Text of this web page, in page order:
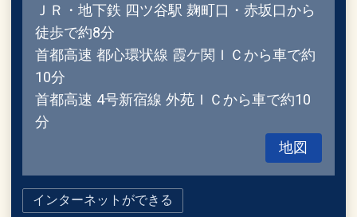
ＪＲ・地下鉄 四ツ谷駅 麹町口・赤坂口から
徒歩で約8分
首都高速 都心環状線 霞ケ関ＩＣから車で約
10分
首都高速 4号新宿線 外苑ＩＣから車で約10
分
地図
インターネットができる